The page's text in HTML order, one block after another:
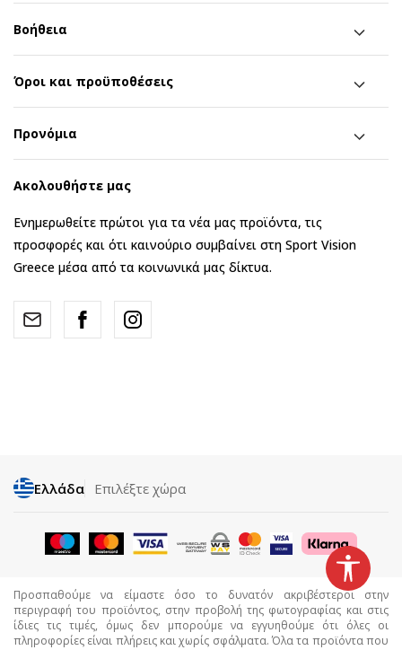
Βοήθεια
Όροι και προϋποθέσεις
Προνόμια
Ακολουθήστε μας
Ενημερωθείτε πρώτοι για τα νέα μας προϊόντα, τις
προσφορές και ότι καινούριο συμβαίνει στη Sport Vision
Greece μέσα από τα κοινωνικά μας δίκτυα.
Ελλάδα Επιλέξτε χώρα
Προσπαθούμε να είμαστε όσο το δυνατόν ακριβέστεροι στην
περιγραφή του προϊόντος, στην προβολή της φωτογραφίας και στις
ίδιες τις τιμές, όμως δεν μπορούμε να εγγυηθούμε ότι όλες οι
πληροφορίες είναι πλήρεις και χωρίς σφάλματα. Όλα τα προϊόντα που